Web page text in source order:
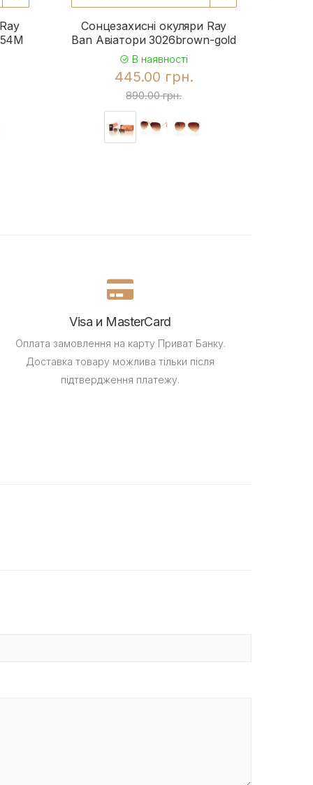
Сонцезахисні окуляри Ray
Ban Авіатори 3026brown-gold
В наявності
445.00 грн.
890.00 грн.
Visa и MasterCard
Оплата замовлення на карту Приват Банку.
Доставка товару можлива тільки після
підтвердження платежу.